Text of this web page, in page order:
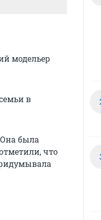
модельер
в
была
что